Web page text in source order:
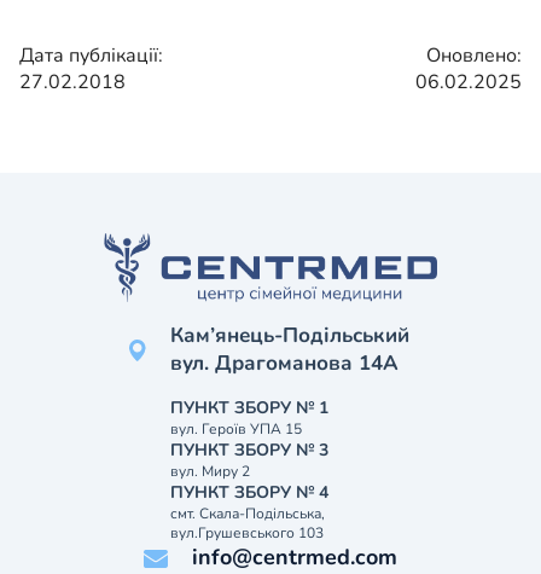
Дата публікації:
27.02.2018
Оновлено:
06.02.2025
Кам’янець-Подільський
вул. Драгоманова 14А
ПУНКТ ЗБОРУ № 1
вул. Героїв УПА 15
ПУНКТ ЗБОРУ № 3
вул. Миру 2
ПУНКТ ЗБОРУ № 4
смт. Скала-Подільська,
вул.Грушевського 103
info@centrmed.com